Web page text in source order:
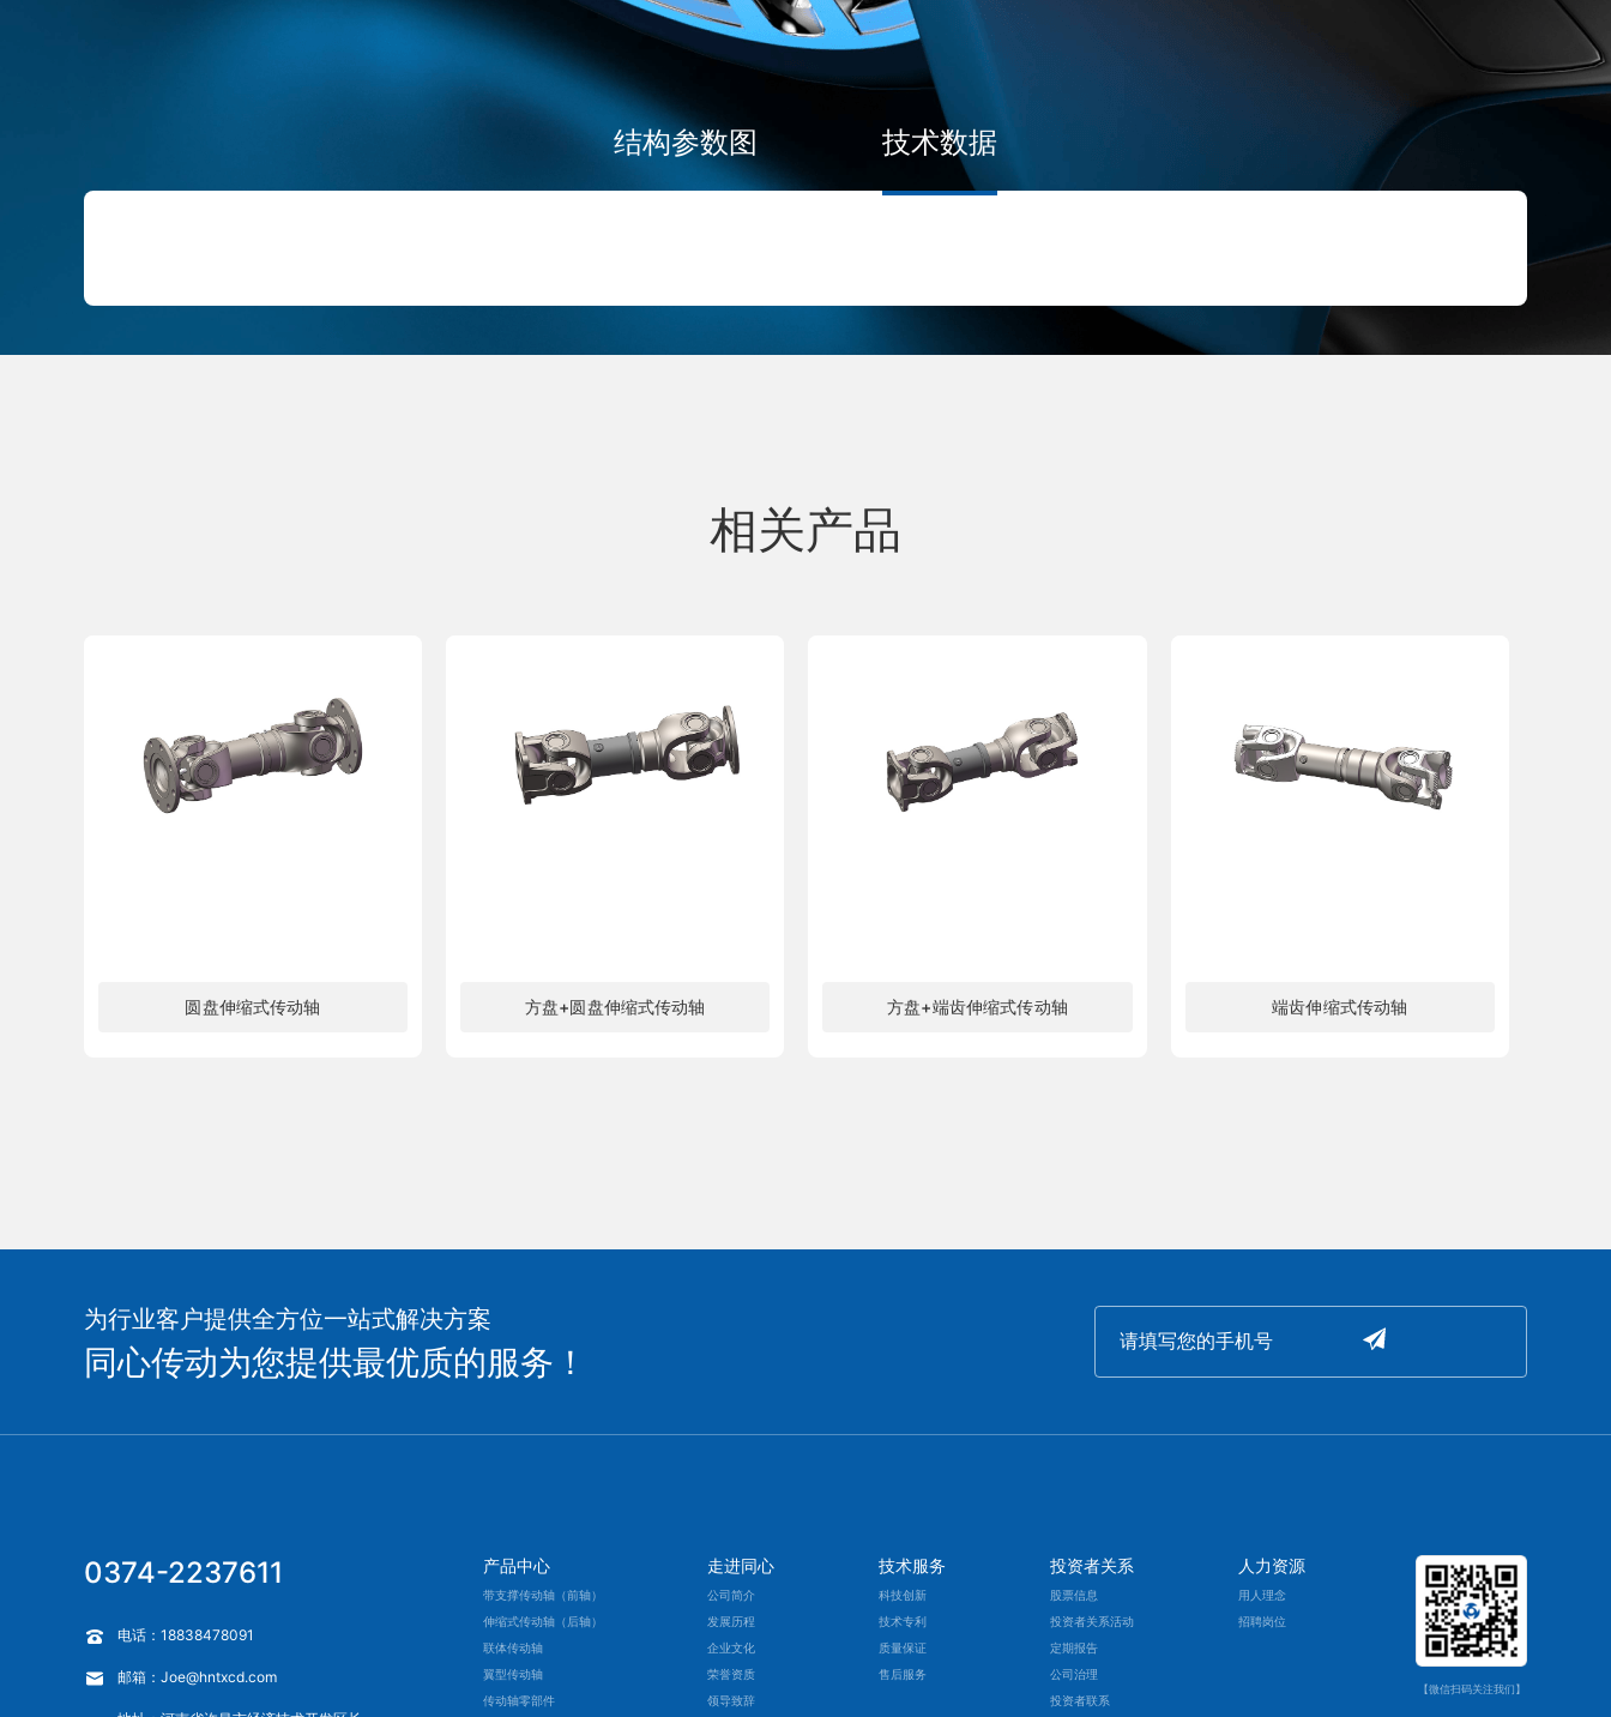
结构参数图 技术数据
相关产品
圆盘伸缩式传动轴 方盘+圆盘伸缩式传动轴 方盘+端齿伸缩式传动轴 端齿伸缩式传动轴
为行业客户提供全方位一站式解决方案
同心传动为您提供最优质的服务！
0374-2237611
电话：18838478091
邮箱：Joe@hntxcd.com
产品中心
带支撑传动轴（前轴）
伸缩式传动轴（后轴）
联体传动轴
翼型传动轴
传动轴零部件
走进同心
公司简介
发展历程
企业文化
荣誉资质
领导致辞
技术服务
科技创新
技术专利
质量保证
售后服务
投资者关系
股票信息
投资者关系活动
定期报告
公司治理
投资者联系
人力资源
用人理念
招聘岗位
【微信扫码关注我们】